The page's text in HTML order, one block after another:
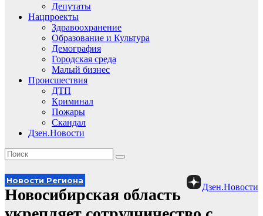
Депутаты
Нацпроекты
Здравоохранение
Образование и Культура
Демография
Городская среда
Малый бизнес
Происшествия
ДТП
Криминал
Пожары
Скандал
Дзен.Новости
Дзен.Новости
Новости Региона
Новосибирская область